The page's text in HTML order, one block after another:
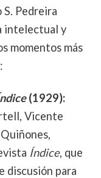
Pedreira
intelectual y
momentos más
(1929):
Vicente
Índice, que
discusión para